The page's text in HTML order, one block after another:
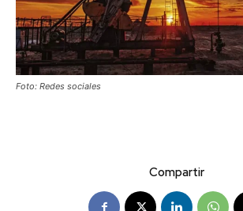
Foto: Redes sociales
Compartir